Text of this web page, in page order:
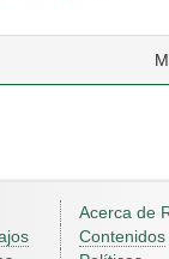
Acerca de
Contenidos